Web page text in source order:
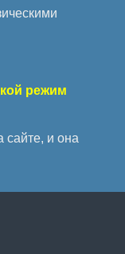
режим
сайте, и она